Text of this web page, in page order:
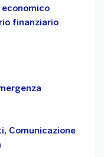
finanziario
Comunicazione